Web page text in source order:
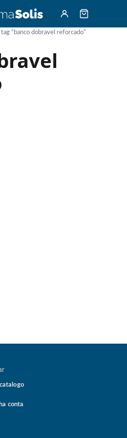
“banco dobravel reforcado”
conta